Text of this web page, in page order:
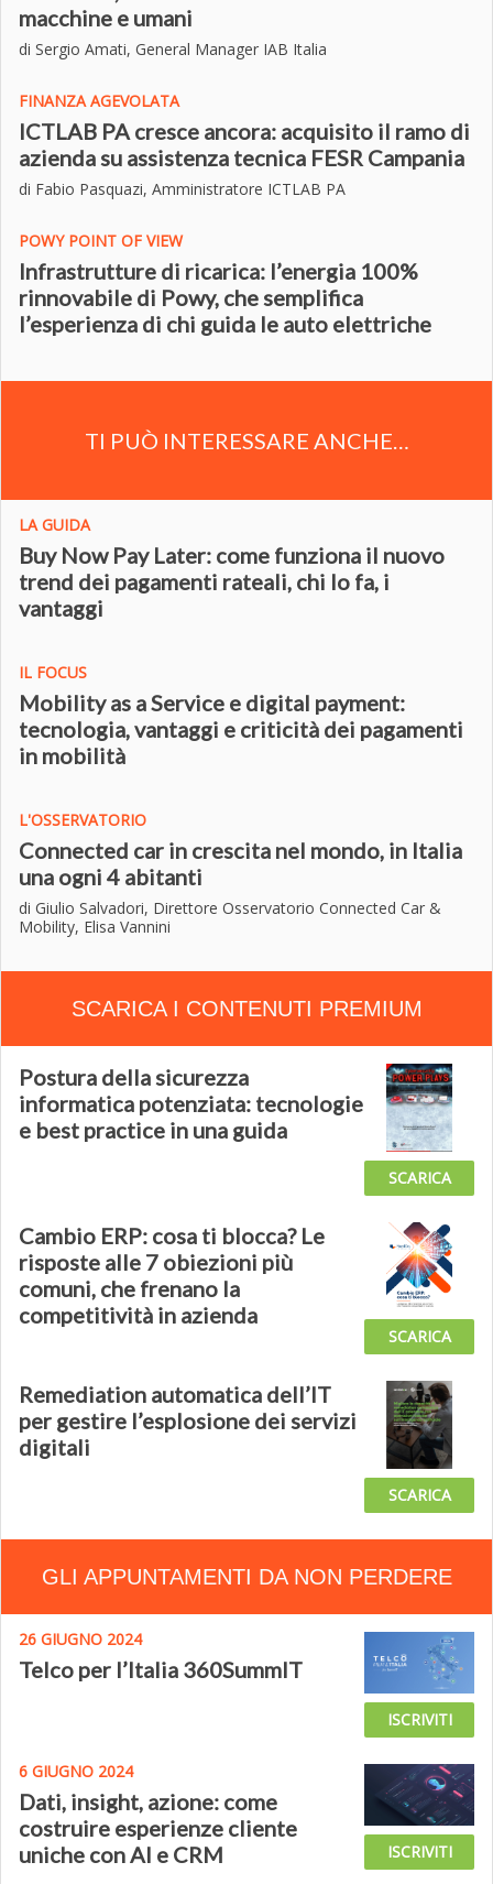
macchine e umani
di Sergio Amati, General Manager IAB Italia
FINANZA AGEVOLATA
ICTLAB PA cresce ancora: acquisito il ramo di
azienda su assistenza tecnica FESR Campania
di Fabio Pasquazi, Amministratore ICTLAB PA
POWY POINT OF VIEW
Infrastrutture di ricarica: l’energia 100%
rinnovabile di Powy, che semplifica
l’esperienza di chi guida le auto elettriche
TI PUÒ INTERESSARE ANCHE…
LA GUIDA
Buy Now Pay Later: come funziona il nuovo
trend dei pagamenti rateali, chi lo fa, i
vantaggi
IL FOCUS
Mobility as a Service e digital payment:
tecnologia, vantaggi e criticità dei pagamenti
in mobilità
L'OSSERVATORIO
Connected car in crescita nel mondo, in Italia
una ogni 4 abitanti
di Giulio Salvadori, Direttore Osservatorio Connected Car &
Mobility, Elisa Vannini
SCARICA I CONTENUTI PREMIUM
Postura della sicurezza
informatica potenziata: tecnologie
e best practice in una guida
SCARICA
Cambio ERP: cosa ti blocca? Le
risposte alle 7 obiezioni più
comuni, che frenano la
competitività in azienda
SCARICA
Remediation automatica dell’IT
per gestire l’esplosione dei servizi
digitali
SCARICA
GLI APPUNTAMENTI DA NON PERDERE
26 GIUGNO 2024
Telco per l’Italia 360SummIT
ISCRIVITI
6 GIUGNO 2024
Dati, insight, azione: come
costruire esperienze cliente
uniche con AI e CRM
ISCRIVITI